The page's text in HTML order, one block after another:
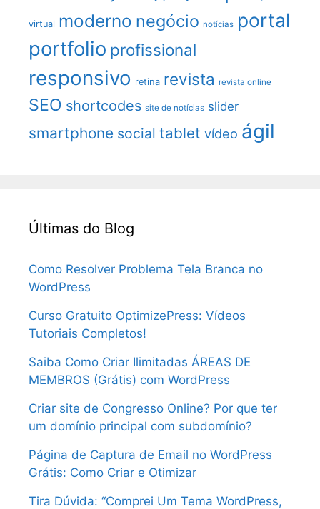
virtual moderno negócio notícias portal
portfolio profissional
responsivo retina revista revista online
SEO shortcodes site de notícias slider
smartphone social tablet vídeo ágil
Últimas do Blog
Como Resolver Problema Tela Branca no
WordPress
Curso Gratuito OptimizePress: Vídeos
Tutoriais Completos!
Saiba Como Criar Ilimitadas ÁREAS DE
MEMBROS (Grátis) com WordPress
Criar site de Congresso Online? Por que ter
um domínio principal com subdomínio?
Página de Captura de Email no WordPress
Grátis: Como Criar e Otimizar
Tira Dúvida: “Comprei Um Tema WordPress,